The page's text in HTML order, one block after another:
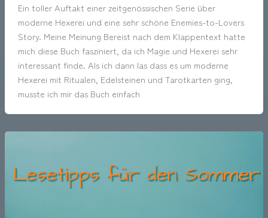
Ein toller Auftakt einer zeitgenössischen Serie ¨über
moderne Hexerei und eine sehr schöne Enemies-to-Lovers
Story. Meine Meinung Bereist nach dem Klappentext hatte
mich diese Buch fasziniert, da ich Magie und Hexerei sehr
interessant finde. Als ich dann las dass es um moderne
Hexerei mit Ritualen, Edelsteinen und Tarotkarten ging,
musste ich mir das Buch einfach